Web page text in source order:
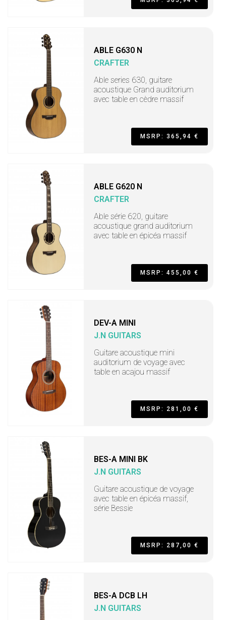
ABLE G630 N
CRAFTER
Able series 630, guitare
acoustique Grand auditorium
avec table en cèdre massif
MSRP: 365,94 €
ABLE G620 N
CRAFTER
Able série 620, guitare
acoustique grand auditorium
avec table en épicéa massif
MSRP: 455,00 €
DEV-A MINI
J.N GUITARS
Guitare acoustique mini
auditorium de voyage avec
table en acajou massif
MSRP: 281,00 €
BES-A MINI BK
J.N GUITARS
Guitare acoustique de voyage
avec table en épicéa massif,
série Bessie
MSRP: 287,00 €
BES-A DCB LH
J.N GUITARS